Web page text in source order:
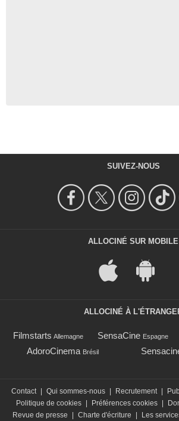
SUIVEZ-NOUS
ALLOCINÉ SUR MOBILE
ALLOCINÉ À
Filmstarts Allemagne SensaCine Espagne
AdoroCinema Brésil
Contact Qui sommes-nous Recrutement
Politique de cookies
Préférences cookies
Revue de presse
Charte d'écriture Les